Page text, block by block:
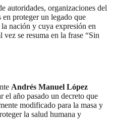
autoridades, organizaciones del
proteger un legado que
nación y cuya expresión en
se resuma en la frase “Sin
Andrés Manuel López
el año pasado un decreto que
modificado para la masa y
la salud humana y